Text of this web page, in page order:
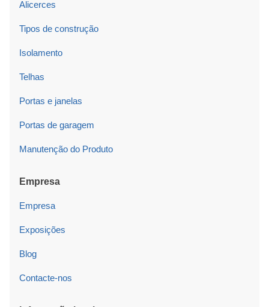
Alicerces
Tipos de construção
Isolamento
Telhas
Portas e janelas
Portas de garagem
Manutenção do Produto
Empresa
Empresa
Exposições
Blog
Contacte-nos